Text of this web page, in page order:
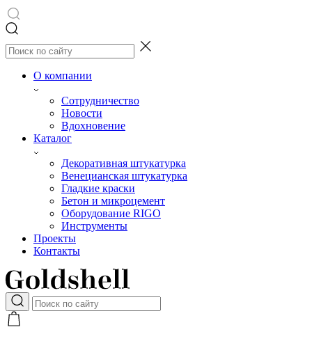
О компании
Сотрудничество
Новости
Вдохновение
Каталог
Декоративная штукатурка
Венецианская штукатурка
Гладкие краски
Бетон и микроцемент
Оборудование RIGO
Инструменты
Проекты
Контакты